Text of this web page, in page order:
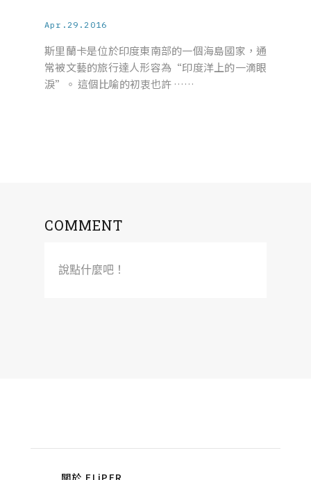
Apr.29.2016
斯里蘭卡是位於印度東南部的一個海島國家，通
常被文藝的旅行達人形容為“印度洋上的一滴眼
淚”。 這個比喻的初衷也許 ……
COMMENT
說點什麼吧！
關於 FLiPER